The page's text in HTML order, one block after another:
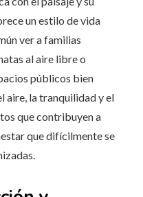
un estilo de vida
ver a familias
al aire libre o
públicos bien
aire, la tranquilidad y el
que contribuyen a
que difícilmente se